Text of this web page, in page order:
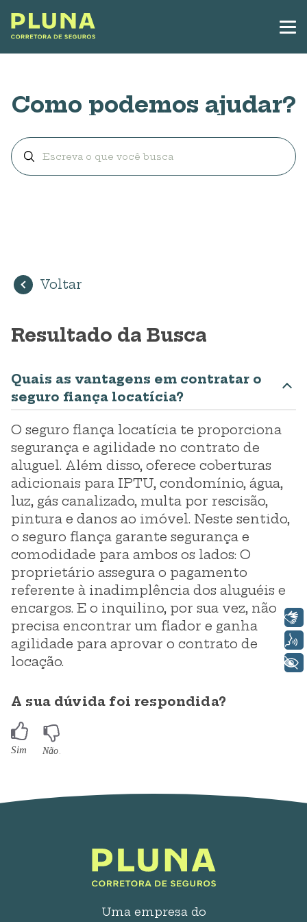
Como podemos ajudar?
Voltar
Resultado da Busca
Quais as vantagens em contratar o
seguro fiança locatícia?
O seguro fiança locatícia te proporciona
segurança e agilidade no contrato de
aluguel. Além disso, oferece coberturas
adicionais para IPTU, condomínio, água,
luz, gás canalizado, multa por rescisão,
pintura e danos ao imóvel. Neste sentido,
o seguro fiança garante segurança e
comodidade para ambos os lados: O
proprietário assegura o pagamento
referente à inadimplência dos aluguéis e
encargos. E o inquilino, por sua vez, não
precisa encontrar um fiador e ganha
agilidade para aprovar o contrato de
locação.
A sua dúvida foi respondida?
Uma empresa do
Libras
Voz